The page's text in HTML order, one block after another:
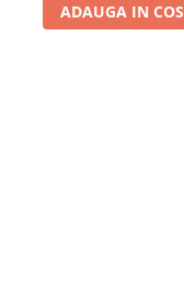
ADAUGA IN COS